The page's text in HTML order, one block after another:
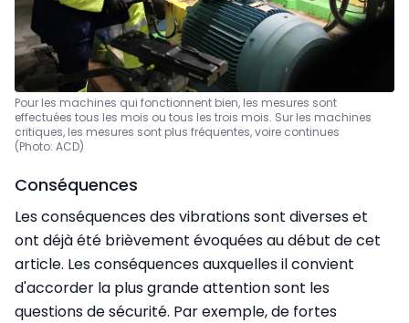
Pour les machines qui fonctionnent bien, les mesures sont
effectuées tous les mois ou tous les trois mois. Sur les machines
critiques, les mesures sont plus fréquentes, voire continues
(Photo: ACD)
Conséquences
Les conséquences des vibrations sont diverses et
ont déjà été brièvement évoquées au début de cet
article. Les conséquences auxquelles il convient
d'accorder la plus grande attention sont les
questions de sécurité. Par exemple, de fortes